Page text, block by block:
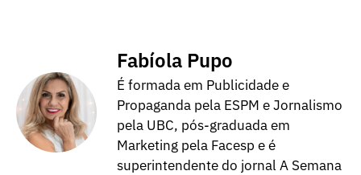
Fabíola Pupo
É formada em Publicidade e
Propaganda pela ESPM e Jornalismo
pela UBC, pós-graduada em
Marketing pela Facesp e é
superintendente do jornal A Semana